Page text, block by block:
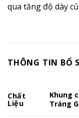
qua tăng độ dày
THÔNG TIN BỔ
Chất
Liệu
Khung
Tráng